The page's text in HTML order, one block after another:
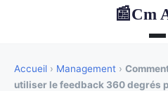
📰Cm
Accueil › Management ›
utiliser le feedback 360 degrés